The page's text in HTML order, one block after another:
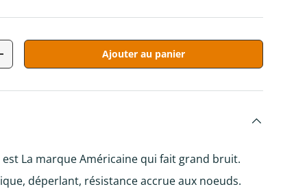
la quantitéAjouter au panier
La marque Américaine qui fait grand bruit.
déperlant, résistance accrue aux noeuds.